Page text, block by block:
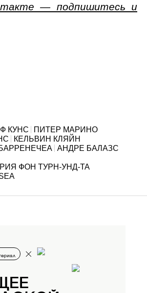
— подпишитесь и
КУНС
ПИТЕР МАРИНО
КЕЛЬВИН КЛЯЙН
АНДРЕ БАЛАЗС
ФОН ТУРН-УНД-ТА